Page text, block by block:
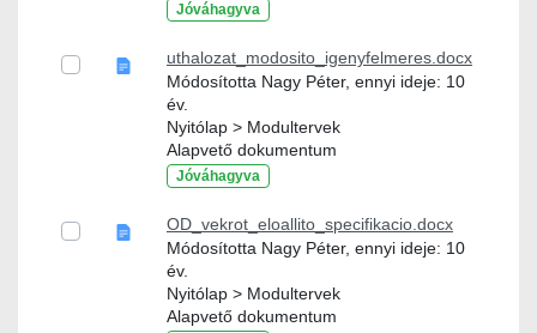
Jóváhagyva
uthalozat_modosito_igenyfelmeres.docx
Módosította Nagy Péter, ennyi ideje: 10
év.
Nyitólap > Modultervek
Alapvető dokumentum
Jóváhagyva
OD_vekrot_eloallito_specifikacio.docx
Módosította Nagy Péter, ennyi ideje: 10
év.
Nyitólap > Modultervek
Alapvető dokumentum